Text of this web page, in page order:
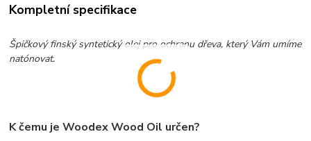
Kompletní specifikace
Špičkový finský syntetický olej pro ochranu dřeva, který Vám umíme
natónovat.
K čemu je Woodex Wood Oil určen?